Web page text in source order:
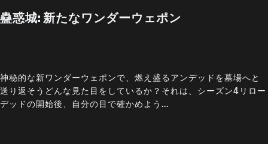
蠱惑城: 新たなワンダーウェポン
神秘的な新ワンダーウェポンで、燃え盛るアンデッドを墓場へと
送り返そうどんな見た目をしているか？それは、シーズン4リロー
デッドの開始後、自分の目で確かめよう...